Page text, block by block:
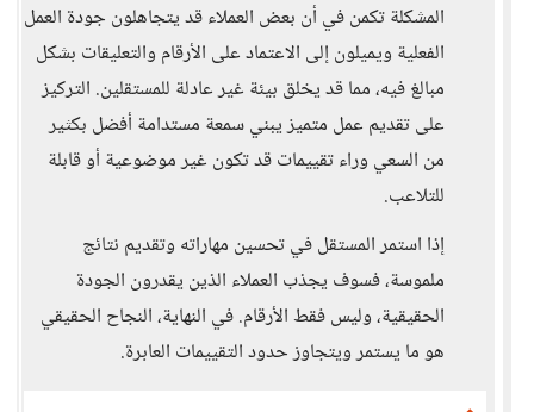
المشكلة تكمن في أن بعض العملاء قد يتجاهلون جودة العمل
الفعلية ويميلون إلى الاعتماد على الأرقام والتعليقات بشكل
مبالغ فيه، مما قد يخلق بيئة غير عادلة للمستقلين. التركيز
على تقديم عمل متميز يبني سمعة مستدامة أفضل بكثير
من السعي وراء تقييمات قد تكون غير موضوعية أو قابلة
للتلاعب.
إذا استمر المستقل في تحسين مهاراته وتقديم نتائج
ملموسة، فسوف يجذب العملاء الذين يقدرون الجودة
الحقيقية، وليس فقط الأرقام. في النهاية، النجاح الحقيقي
هو ما يستمر ويتجاوز حدود التقييمات العابرة.